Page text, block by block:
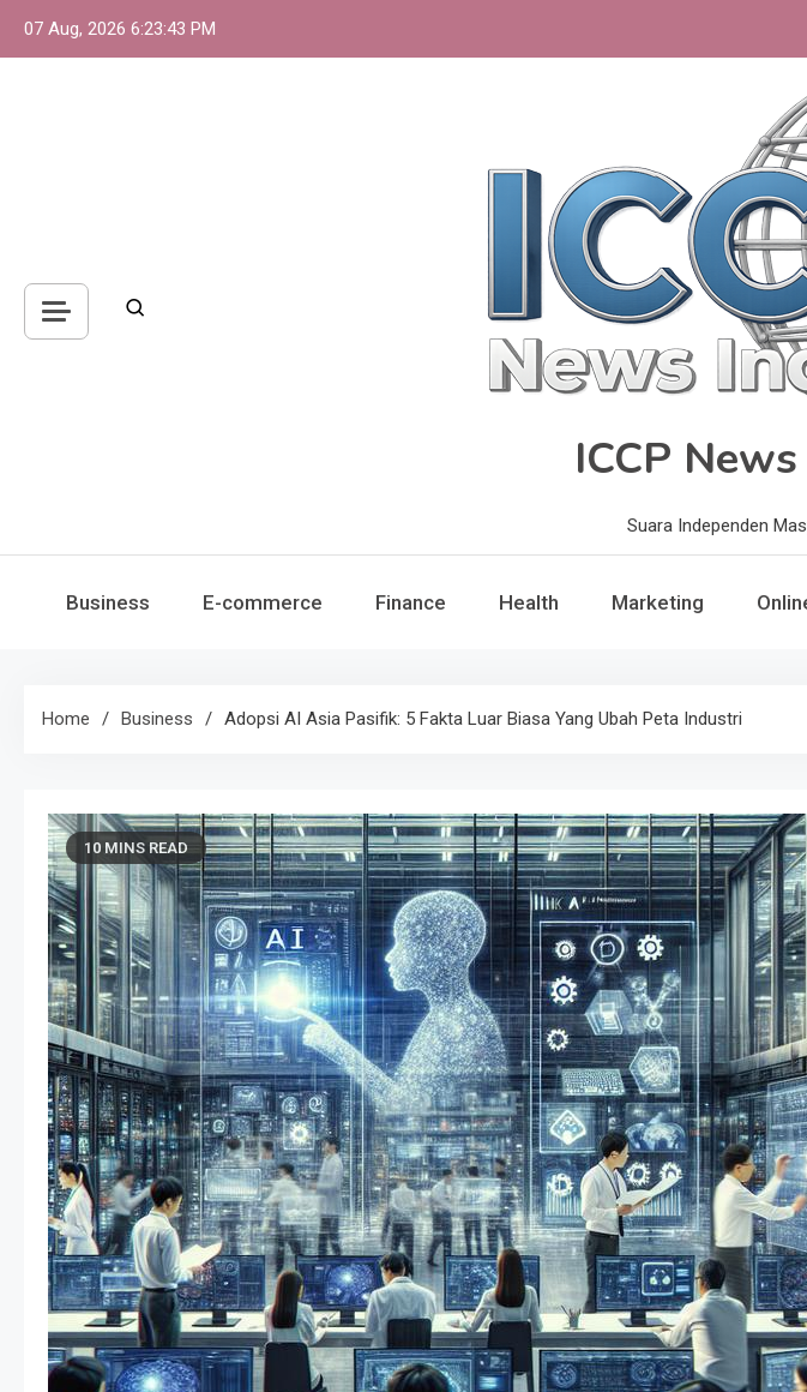
07 Aug, 2026 6:23:44 PM
ICCP
Suara Independen
Business E-commerce Finance Health Marketing
Home Business Adopsi AI Asia Pasifik: 5 Fakta Luar Biasa Yang Ubah Peta Industri
10 MINS READ